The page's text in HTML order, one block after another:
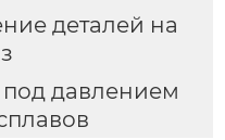
деталей на
давлением